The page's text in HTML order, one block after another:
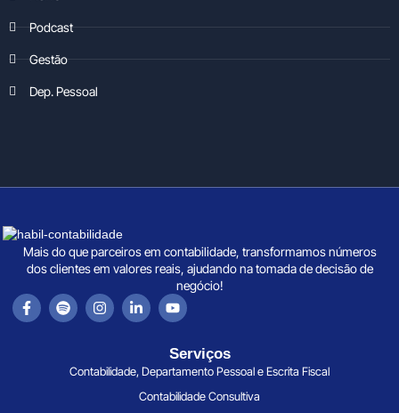
Podcast
Gestão
Dep. Pessoal
Mais do que parceiros em contabilidade, transformamos números
dos clientes em valores reais, ajudando na tomada de decisão de
negócio!
Serviços
Contabilidade, Departamento Pessoal e Escrita Fiscal
Contabilidade Consultiva